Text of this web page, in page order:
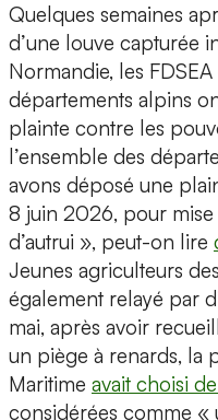
Quelques semaines
d’une louve capturée
Normandie, les
départements alpins
plainte contre les
l’ensemble des
avons déposé une
8 juin 2026, pour
d’autrui », peut-on lire
Jeunes agriculteurs
également relayé par
mai, après avoir
un piège à renards, la
Maritime avait choisi
considérées comme «